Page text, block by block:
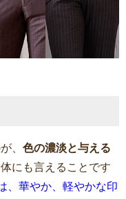
、 色の濃淡と与える
にも言えることです
、華やか、軽やかな印